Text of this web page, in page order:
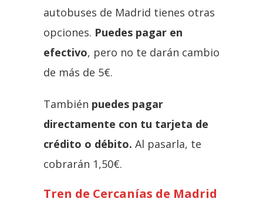
autobuses de Madrid tienes otras
opciones. Puedes pagar en
efectivo, pero no te darán cambio
de más de 5€.
También puedes pagar
directamente con tu tarjeta de
crédito o débito. Al pasarla, te
cobrarán 1,50€.
Tren de Cercanías de Madrid